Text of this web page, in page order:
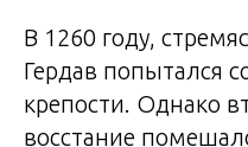
В 1260 году,
Гердав попытался
крепости. Однако
восстание